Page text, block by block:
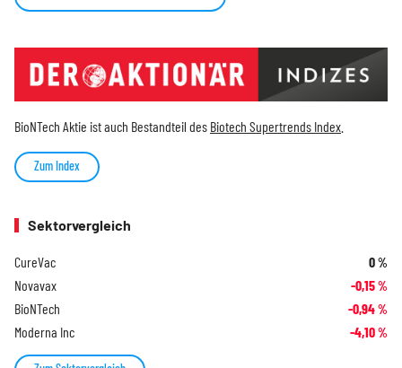
BioNTech Aktie ist auch Bestandteil des Biotech Supertrends Index
Zum Index
Sektorvergleich
CureVac 0%
Novavax -0,15%
BioNTech -0,94%
Moderna Inc -4,10%